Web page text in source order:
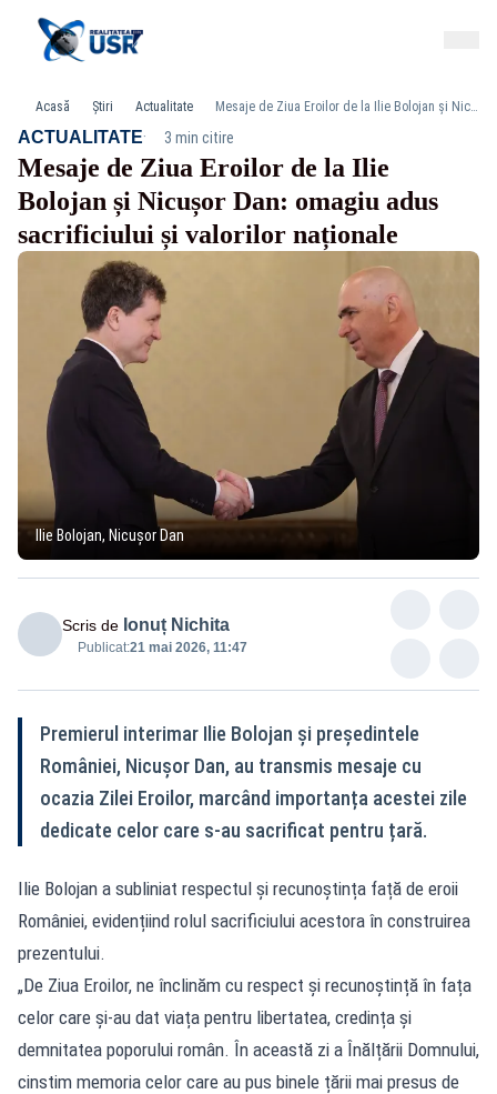
Acasă Știri Actualitate Mesaje de Ziua Eroilor de la Ilie Bolojan și Nicușor Dan: omagiu adus sacrificiului și valorilor naționale
ACTUALITATE· 3 min citire
Mesaje de Ziua Eroilor de la Ilie
Bolojan și Nicușor Dan: omagiu adus
sacrificiului și valorilor naționale
Ilie Bolojan, Nicușor Dan
Scris de Ionuț Nichita
Publicat:21 mai 2026, 11:47
Premierul interimar Ilie Bolojan și președintele
României, Nicușor Dan, au transmis mesaje cu
ocazia Zilei Eroilor, marcând importanța acestei zile
dedicate celor care s-au sacrificat pentru țară.
Ilie Bolojan a subliniat respectul și recunoștința față de eroii
României, evidențiind rolul sacrificiului acestora în construirea
prezentului.
„De Ziua Eroilor, ne înclinăm cu respect și recunoștință în fața
celor care și-au dat viața pentru libertatea, credința și
demnitatea poporului român. În această zi a Înălțării Domnului,
cinstim memoria celor care au pus binele țării mai presus de